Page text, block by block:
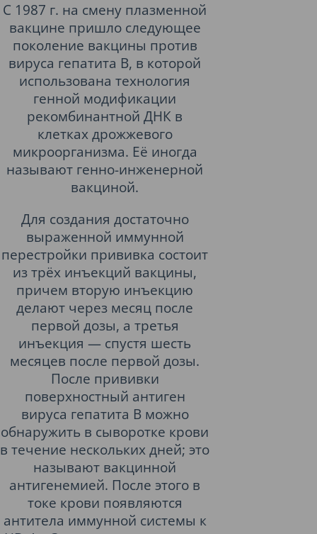
С 1987 г. на смену плазменной
вакцине пришло следующее
поколение вакцины против
вируса гепатита B, в которой
использована технология
генной модификации
рекомбинантной ДНК в
клетках дрожжевого
микроорганизма. Её иногда
называют генно-инженерной
вакциной.
Для создания достаточно
выраженной иммунной
перестройки прививка состоит
из трёх инъекций вакцины,
причем вторую инъекцию
делают через месяц после
первой дозы, а третья
инъекция — спустя шесть
месяцев после первой дозы.
После прививки
поверхностный антиген
вируса гепатита B можно
обнаружить в сыворотке крови
в течение нескольких дней; это
называют вакцинной
антигенемией. После этого в
токе крови появляются
антитела иммунной системы к